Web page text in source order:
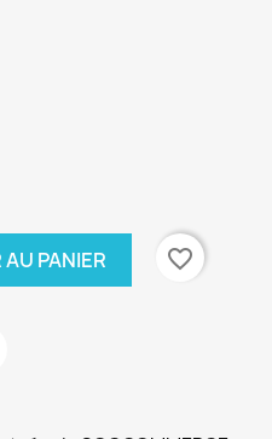
PANIER favorite_border